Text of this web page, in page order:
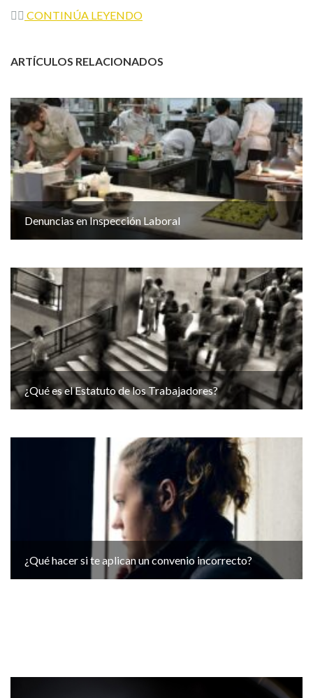
👉🏼 CONTINÚA LEYENDO
ARTÍCULOS RELACIONADOS
Denuncias en Inspección Laboral
¿Qué es el Estatuto de los Trabajadores?
¿Qué hacer si te aplican un convenio incorrecto?